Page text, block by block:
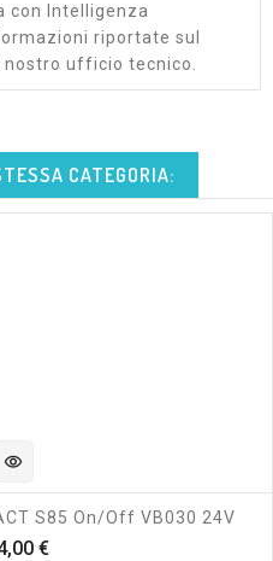
con Intelligenza
riportate sul
ufficio tecnico.
CATEGORIA:
visibility
S85 On/off VB030 24V
€Prezzo